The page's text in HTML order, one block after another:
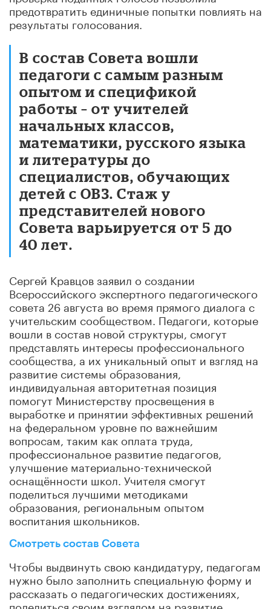
предотвратить единичные попытки повлиять на
результаты голосования.
В состав Совета вошли
педагоги с самым разным
опытом и спецификой
работы – от учителей
начальных классов,
математики, русского языка
и литературы до
специалистов, обучающих
детей с ОВЗ. Стаж у
представителей нового
Совета варьируется от 5 до
40 лет.
Сергей Кравцов заявил о создании
Всероссийского экспертного педагогического
совета 26 августа во время прямого диалога с
учительским сообществом. Педагоги, которые
вошли в состав новой структуры, смогут
представлять интересы профессионального
сообщества, а их уникальный опыт и взгляд на
развитие системы образования,
индивидуальная авторитетная позиция
помогут Министерству просвещения в
выработке и принятии эффективных решений
на федеральном уровне по важнейшим
вопросам, таким как оплата труда,
профессиональное развитие педагогов,
улучшение материально-технической
оснащённости школ. Учителя смогут
поделиться лучшими методиками
образования, региональным опытом
воспитания школьников.
Смотреть состав Совета
Чтобы выдвинуть свою кандидатуру, педагогам
нужно было заполнить специальную форму и
рассказать о педагогических достижениях,
поделиться своим взглядом на развитие